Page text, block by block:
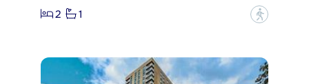
2
1 ?